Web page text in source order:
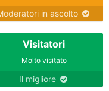
in ascolto
Visitatori
Molto visitato
Il migliore